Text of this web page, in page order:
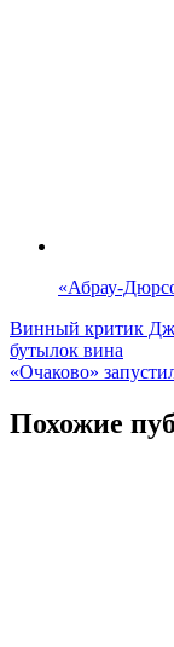
«Абрау-
Навигация
по
Винный критик
бутылок вина
«Очаково»
Похожие